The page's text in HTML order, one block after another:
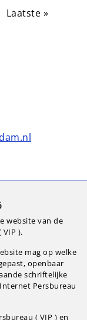
pagina
Laatste pagina
Laatste »
website van de
).
mag op welke
openbaar
schriftelijke
Persbureau
( VIP ) en